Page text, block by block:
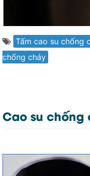
Tấm cao su chống
chống cháy
Cao su chống